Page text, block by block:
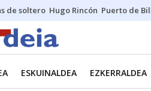
de soltero Hugo Rincón Puerto de
ESKUINALDEA EZKERRALDEA